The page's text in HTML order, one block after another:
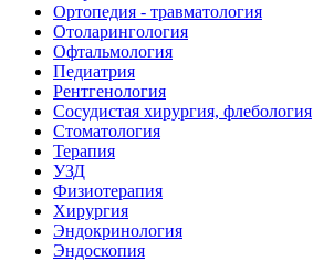
Ортопедия - травматология
Отоларингология
Офтальмология
Педиатрия
Рентгенология
Сосудистая хирургия, флебология
Стоматология
Терапия
УЗД
Физиотерапия
Хирургия
Эндокринология
Эндоскопия